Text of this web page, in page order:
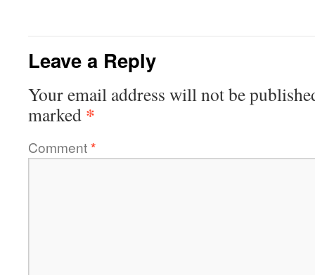
Leave a Reply
Your email address will not be
marked *
Comment*